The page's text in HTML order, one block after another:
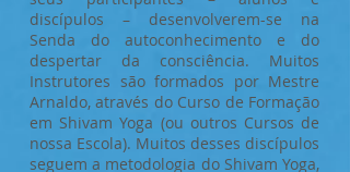
discípulos – desenvolverem-se na
Senda do autoconhecimento e do
despertar da consciência. Muitos
Instrutores são formados por Mestre
Arnaldo, através do Curso de Formação
em Shivam Yoga (ou outros Cursos de
nossa Escola). Muitos desses discípulos
seguem a metodologia do Shivam Yoga,